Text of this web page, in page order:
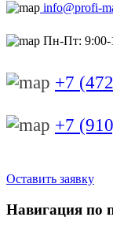
info@profi-
Пн-Пт: 9:00-
+7
+7
Оставить заявку
Навигация по